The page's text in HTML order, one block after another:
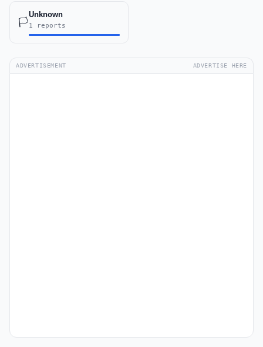
🏳️
Unknown
1 reports
ADVERTISEMENT ADVERTISE HERE